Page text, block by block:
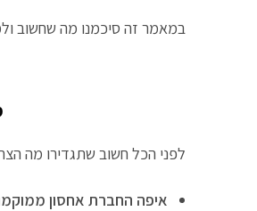
במאמר זה סיכמנו מה שחשוב
לפני הכל חשוב שתגדירו מה
איפה החברת אחסון